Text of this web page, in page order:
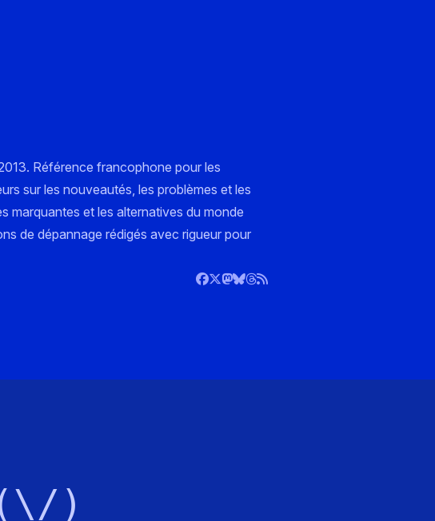
Référence francophone pour les
sur les nouveautés, les problèmes et les
marquantes et les alternatives du monde
de dépannage rédigés avec rigueur pour
)